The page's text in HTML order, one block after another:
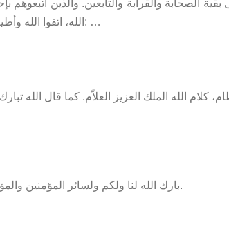
الصحابة والقرابة والتابعين. والذين اتبعوهم
الله، اتقوا الله وأطيعوه. إن الله مع الذين اتقوا والذين هم محسنون. قال الله تعالى فى كتابه الكريم: …
بارك الله لنا ولكم ولسائر المؤمنين والمؤمنات والمسلمين والمسلمات الأحياء منهم والأموات. برحمتك يا أرحم الراحمين.